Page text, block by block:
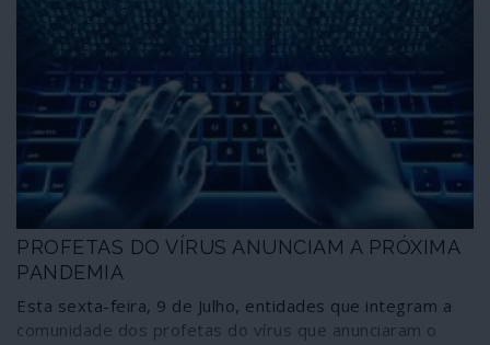
PROFETAS DO VÍRUS ANUNCIAM A PRÓXIMA
PANDEMIA
Esta sexta-feira, 9 de Julho, entidades que integram a
comunidade dos profetas do vírus que anunciaram o